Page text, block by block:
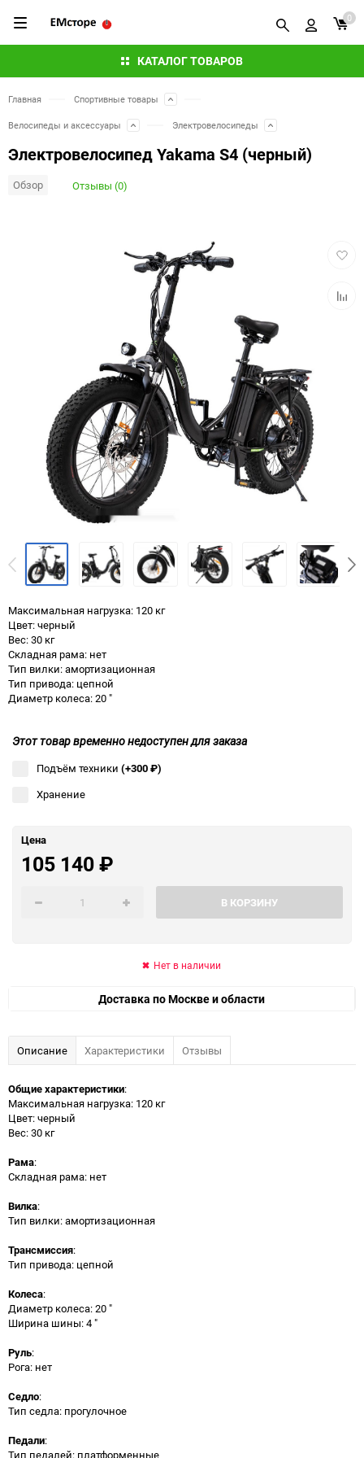
КАТАЛОГ ТОВАРОВ
0
Главная Спортивные товары
Велосипеды и аксессуары Электровелосипеды
Электровелосипед Yakama S4 (черный)
Обзор Отзывы (0)
Максимальная нагрузка: 120 кг
Цвет: черный
Вес: 30 кг
Складная рама: нет
Тип вилки: амортизационная
Тип привода: цепной
Диаметр колеса: 20 "
Этот товар временно недоступен для заказа
Подъём техники (+300₽)
Хранение
Цена
105 140₽
В КОРЗИНУ
Нет в наличии
Доставка по Москве и области
Описание Характеристики Отзывы
Общие характеристики:
Максимальная нагрузка: 120 кг
Цвет: черный
Вес: 30 кг
Рама:
Складная рама: нет
Вилка:
Тип вилки: амортизационная
Трансмиссия:
Тип привода: цепной
Колеса:
Диаметр колеса: 20 "
Ширина шины: 4 "
Руль:
Рога: нет
Седло:
Тип седла: прогулочное
Педали:
Тип педалей: платформенные